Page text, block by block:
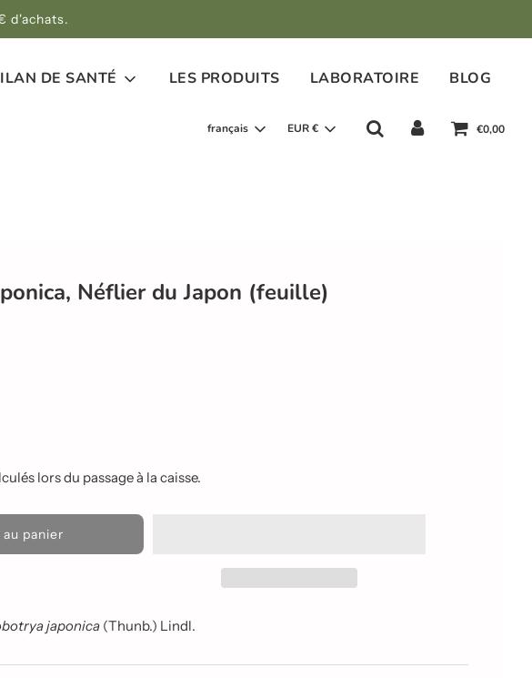
d'achats.
DE SANTÉ LES PRODUITS LABORATOIRE BLOG
français EUR € €0,00
Néflier du Japon (feuille)
lors du passage à la caisse.
panier
japonica (Thunb.) Lindl.